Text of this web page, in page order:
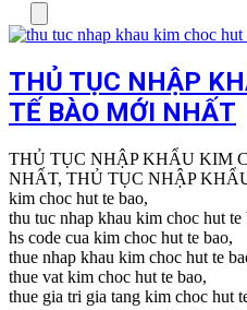
THỦ TỤC NHẬP
TẾ BÀO MỚI NHẤT
THỦ TỤC NHẬP KHẨU KIM
NHẤT, THỦ TỤC NHẬP
kim choc hut te bao,
thu tuc nhap khau kim choc hut te
hs code cua kim choc hut te bao,
thue nhap khau kim choc hut te
thue vat kim choc hut te bao,
thue gia tri gia tang kim choc hut